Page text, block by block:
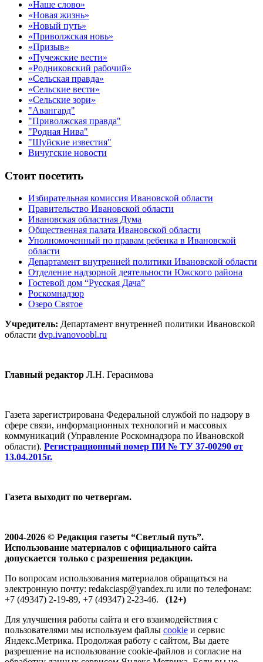
«Наше слово»
«Новая жизнь»
«Новый путь»
«Приволжская новь»
«Призыв»
«Пучежские вести»
«Родниковский рабочий»
«Сельская правда»
«Сельские вести»
«Сельские зори»
"Авангард"
"Приволжская правда"
"Родная Нива"
"Шуйские известия"
Вичугские новости
Стоит посетить
Избирательная комиссия Ивановской области
Правительство Ивановской области
Ивановская областная Дума
Общественная палата Ивановской области
Уполномоченный по правам ребенка в Ивановской
области
Департамент внутренней политики Ивановской области
Отделение надзорной деятельности Южского района
Гостевой дом “Русская Дача”
Роскомнадзор
Озеро Святое
Учредитель: Департамент внутренней политики Ивановской
области dvp.ivanovoobl.ru
Главный редактор Л.Н. Герасимова
Газета зарегистрирована Федеральной службой по надзору в
сфере связи, информационных технологий и массовых
коммуникаций (Управление Роскомнадзора по Ивановской
области). Регистрационный номер ПИ № ТУ 37-00290 от
13.04.2015г.
Газета выходит по четвергам.
2004-2026 © Редакция газеты “Светлый путь”.
Использование материалов с официального сайта
допускается только с разрешения редакции.
По вопросам использования материалов обращаться на
электронную почту: redakciasp@yandex.ru или по телефонам:
+7 (49347) 2-19-89, +7 (49347) 2-23-46. (12+)
Для улучшения работы сайта и его взаимодействия с
пользователями мы используем файлы cookie и сервис
Яндекс.Метрика. Продолжая работу с сайтом, Вы даете
разрешение на использование cookie-файлов и согласие на